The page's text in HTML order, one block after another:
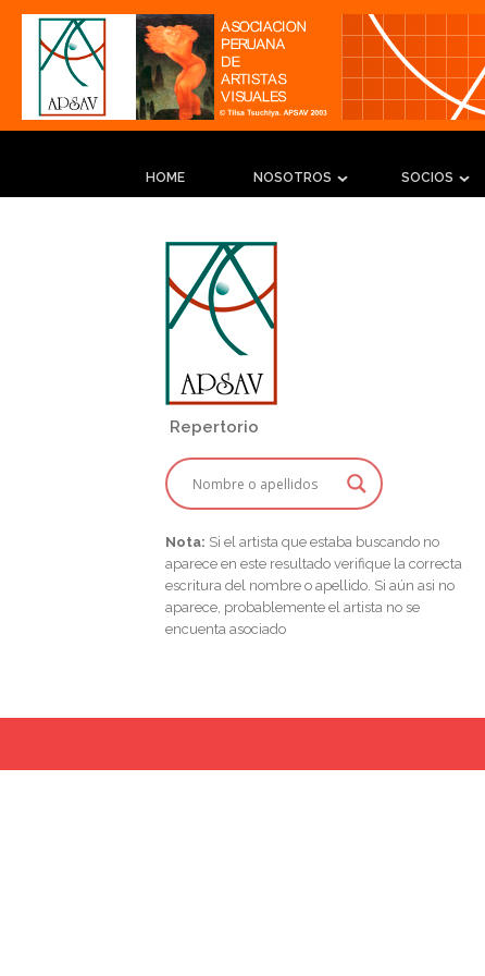
HOME NOSOTROS SOCIOS
Repertorio
Nota: Si el artista que estaba buscando no
aparece en este resultado verifique la correcta
escritura del nombre o apellido. Si aún asi no
aparece, probablemente el artista no se
encuenta asociado